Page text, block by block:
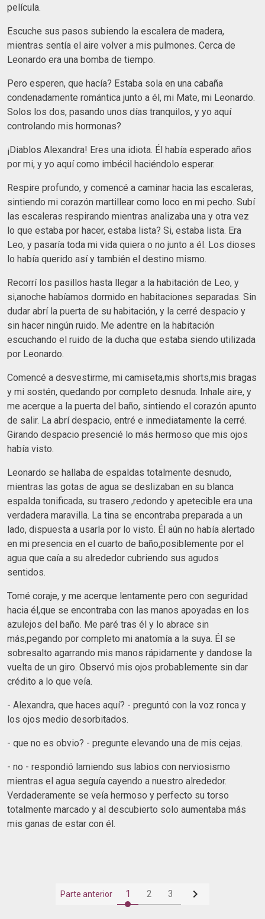
película.
Escuche sus pasos subiendo la escalera de madera,
mientras sentía el aire volver a mis pulmones. Cerca de
Leonardo era una bomba de tiempo.
Pero esperen, que hacía? Estaba sola en una cabaña
condenadamente romántica junto a él, mi Mate, mi Leonardo.
Solos los dos, pasando unos días tranquilos, y yo aquí
controlando mis hormonas?
¡Diablos Alexandra! Eres una idiota. Él había esperado años
por mi, y yo aquí como imbécil haciéndolo esperar.
Respire profundo, y comencé a caminar hacia las escaleras,
sintiendo mi corazón martillear como loco en mi pecho. Subí
las escaleras respirando mientras analizaba una y otra vez
lo que estaba por hacer, estaba lista? Si, estaba lista. Era
Leo, y pasaría toda mi vida quiera o no junto a él. Los dioses
lo había querido así y también el destino mismo.
Recorrí los pasillos hasta llegar a la habitación de Leo, y
si,anoche habíamos dormido en habitaciones separadas. Sin
dudar abrí la puerta de su habitación, y la cerré despacio y
sin hacer ningún ruido. Me adentre en la habitación
escuchando el ruido de la ducha que estaba siendo utilizada
por Leonardo.
Comencé a desvestirme, mi camiseta,mis shorts,mis bragas
y mi sostén, quedando por completo desnuda. Inhale aire, y
me acerque a la puerta del baño, sintiendo el corazón apunto
de salir. La abrí despacio, entré e inmediatamente la cerré.
Girando despacio presencié lo más hermoso que mis ojos
había visto.
Leonardo se hallaba de espaldas totalmente desnudo,
mientras las gotas de agua se deslizaban en su blanca
espalda tonificada, su trasero ,redondo y apetecible era una
verdadera maravilla. La tina se encontraba preparada a un
lado, dispuesta a usarla por lo visto. Él aún no había alertado
en mi presencia en el cuarto de baño,posiblemente por el
agua que caía a su alrededor cubriendo sus agudos
sentidos.
Tomé coraje, y me acerque lentamente pero con seguridad
hacia él,que se encontraba con las manos apoyadas en los
azulejos del baño. Me paré tras él y lo abrace sin
más,pegando por completo mi anatomía a la suya. Él se
sobresalto agarrando mis manos rápidamente y dandose la
vuelta de un giro. Observó mis ojos probablemente sin dar
crédito a lo que veía.
- Alexandra, que haces aquí? - preguntó con la voz ronca y
los ojos medio desorbitados.
- que no es obvio? - pregunte elevando una de mis cejas.
- no - respondió lamiendo sus labios con nerviosismo
mientras el agua seguía cayendo a nuestro alrededor.
Verdaderamente se veía hermoso y perfecto su torso
totalmente marcado y al descubierto solo aumentaba más
mis ganas de estar con él.
Parte anterior 1 2 3 